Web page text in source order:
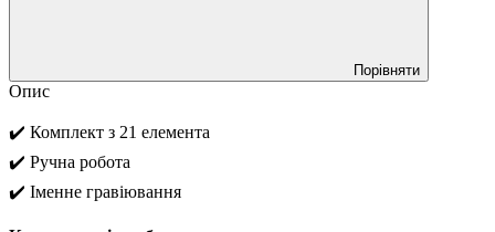
Порівняти
Опис
✔️ Комплект з 21 елемента
✔️ Ручна робота
✔️ Іменне гравіювання